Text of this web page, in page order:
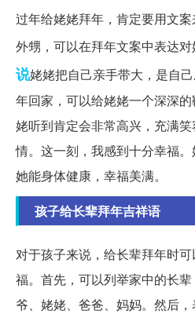
过年给姥姥拜年，肯定要用文
外甥，可以在拜年文案中表达对
说姥姥把自己亲手带大，是自
年回家，可以给姥姥一个深深
姥听到肯定会非常高兴，充满
情。这一刻，我感到十分幸福
她能身体健康，幸福美满。
孩子给长辈拜年吉祥语
对于孩子来说，给长辈拜年时
福。首先，可以列举家中的长
爷、姥姥、爸爸、妈妈。然后